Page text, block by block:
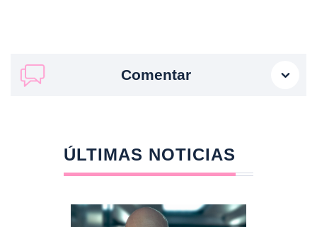
Comentar
ÚLTIMAS NOTICIAS